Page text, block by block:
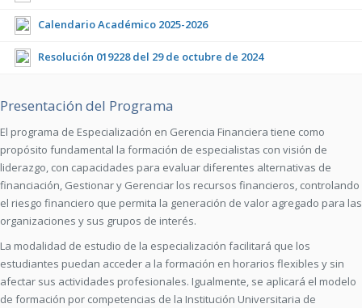
Calendario Académico 2025-2026
Resolución 019228 del 29 de octubre de 2024
Presentación del Programa
El programa de Especialización en Gerencia Financiera tiene como
propósito fundamental la formación de especialistas con visión de
liderazgo, con capacidades para evaluar diferentes alternativas de
financiación, Gestionar y Gerenciar los recursos financieros, controlando
el riesgo financiero que permita la generación de valor agregado para las
organizaciones y sus grupos de interés.
La modalidad de estudio de la especialización facilitará que los
estudiantes puedan acceder a la formación en horarios flexibles y sin
afectar sus actividades profesionales. Igualmente, se aplicará el modelo
de formación por competencias de la Institución Universitaria de